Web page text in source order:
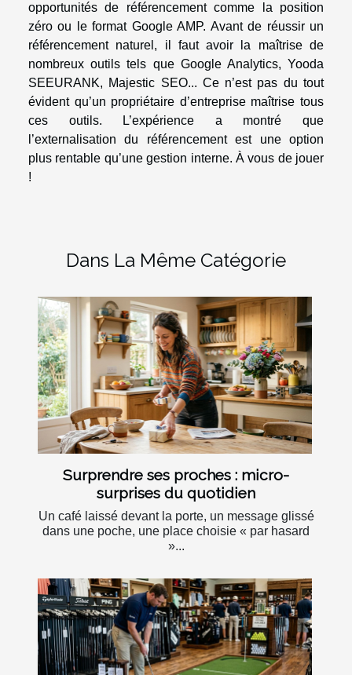
opportunités de référencement comme la position
zéro ou le format Google AMP. Avant de réussir un
référencement naturel, il faut avoir la maîtrise de
nombreux outils tels que Google Analytics, Yooda
SEEURANK, Majestic SEO... Ce n’est pas du tout
évident qu’un propriétaire d’entreprise maîtrise tous
ces outils. L’expérience a montré que
l’externalisation du référencement est une option
plus rentable qu’une gestion interne. À vous de jouer
!
Dans La Même Catégorie
Surprendre ses proches : micro-
surprises du quotidien
Un café laissé devant la porte, un message glissé
dans une poche, une place choisie « par hasard
»...